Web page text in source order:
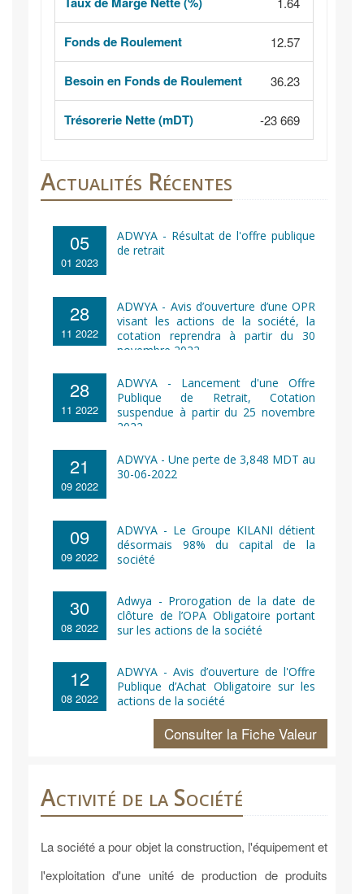
Div. Yield (%)
Payout (%) NaN
Flottant (%)
Fonds de Roulement 12.57
Besoin en Fonds de Roulement 36.23
Trésorerie Nette (mDT) -23 669
Actualités Récentes
05
01 2023
ADWYA - Résultat de l'offre publique
de retrait
28
11 2022
ADWYA - Avis d’ouverture d’une OPR
visant les actions de la société, la
cotation reprendra à partir du 30
novembre 2022 ,
28
11 2022
ADWYA - Lancement d'une Offre
Publique de Retrait, Cotation
suspendue à partir du 25 novembre
2022
21
09 2022
ADWYA - Une perte de 3,848 MDT au
30-06-2022
09
09 2022
ADWYA - Le Groupe KILANI détient
désormais 98% du capital de la
société
30
08 2022
Adwya - Prorogation de la date de
clôture de l’OPA Obligatoire portant
sur les actions de la société
12
08 2022
ADWYA - Avis d’ouverture de l'Offre
Publique d’Achat Obligatoire sur les
actions de la société
Consulter la Fiche Valeur
Activité de la Société
La société a pour objet la construction, l'équipement et
l'exploitation d'une unité de production de produits